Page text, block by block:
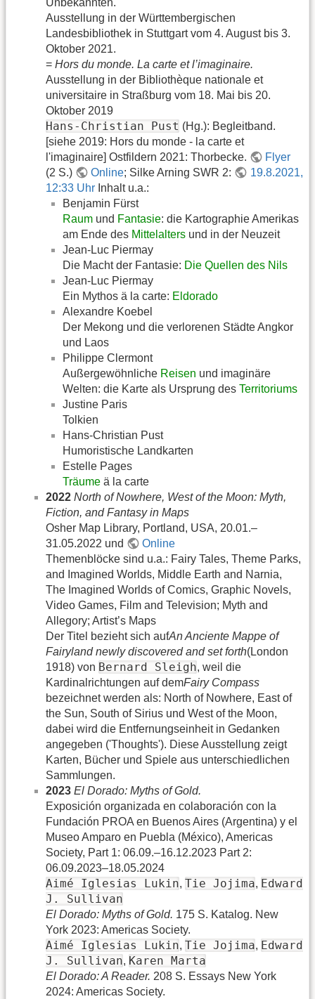
Ausstellung in der Württembergischen
Landesbibliothek in Stuttgart vom 4. August bis 3.
Oktober 2021.
= Hors du monde. La carte et l’imaginaire.
Ausstellung in der Bibliothèque nationale et
universitaire in Straßburg vom 18. Mai bis 20.
Oktober 2019
Hans-Christian Pust (Hg.): Begleitband.
[siehe 2019: Hors du monde - la carte et
l'imaginaire] Ostfildern 2021: Thorbecke.
Flyer
(2 S.)
Online; Silke Arning SWR 2:
19.8.2021,
12:33 Uhr Inhalt u.a.:
Benjamin Fürst
Raum und Fantasie: die Kartographie Amerikas
am Ende des Mittelalters und in der Neuzeit
Jean-Luc Piermay
Die Macht der Fantasie: Die Quellen des Nils
Jean-Luc Piermay
Ein Mythos ä la carte: Eldorado
Alexandre Koebel
Der Mekong und die verlorenen Städte Angkor
und Laos
Philippe Clermont
Außergewöhnliche Reisen und imaginäre
Welten: die Karte als Ursprung des Territoriums
Justine Paris
Tolkien
Hans-Christian Pust
Humoristische Landkarten
Estelle Pages
Träume ä la carte
2022 North of Nowhere, West of the Moon: Myth,
Fiction, and Fantasy in Maps
Osher Map Library, Portland, USA, 20.01.–
31.05.2022 und
Online
Themenblöcke sind u.a.: Fairy Tales, Theme Parks,
and Imagined Worlds, Middle Earth and Narnia,
The Imagined Worlds of Comics, Graphic Novels,
Video Games, Film and Television; Myth and
Allegory; Artist’s Maps
Der Titel bezieht sich aufAn Anciente Mappe of
Fairyland newly discovered and set forth(London
1918) von Bernard Sleigh, weil die
Kardinalrichtungen auf demFairy Compass
bezeichnet werden als: North of Nowhere, East of
the Sun, South of Sirius und West of the Moon,
dabei wird die Entfernungseinheit in Gedanken
angegeben ('Thoughts'). Diese Ausstellung zeigt
Karten, Bücher und Spiele aus unterschiedlichen
Sammlungen.
2023 El Dorado: Myths of Gold.
Exposición organizada en colaboración con la
Fundación PROA en Buenos Aires (Argentina) y el
Museo Amparo en Puebla (México), Americas
Society, Part 1: 06.09.–16.12.2023 Part 2:
06.09.2023–18.05.2024
Aimé Iglesias Lukin, Tie Jojima, Edward
J. Sullivan
El Dorado: Myths of Gold. 175 S. Katalog. New
York 2023: Americas Society.
Aimé Iglesias Lukin, Tie Jojima, Edward
J. Sullivan, Karen Marta
El Dorado: A Reader. 208 S. Essays New York
2024: Americas Society.